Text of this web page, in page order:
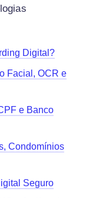
Digital?
Facial, OCR e
e Banco
Condomínios
Seguro